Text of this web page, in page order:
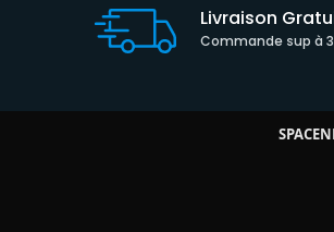
Livraison
Commande sup à